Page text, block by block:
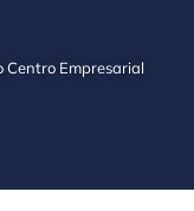
Centro Empresarial